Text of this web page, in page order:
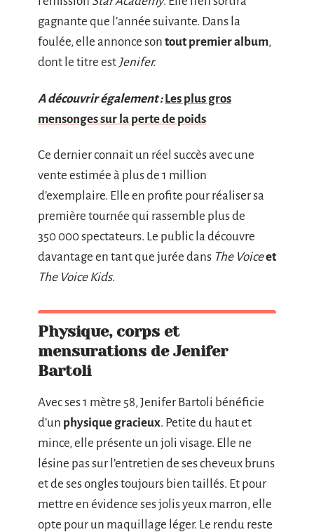
gagnante que l’année suivante. Dans la
foulée, elle annonce son tout premier album,
dont le titre est Jenifer.
A découvrir également : Les plus gros
mensonges sur la perte de poids
Ce dernier connait un réel succès avec une
vente estimée à plus de 1 million
d’exemplaire. Elle en profite pour réaliser sa
première tournée qui rassemble plus de
350 000 spectateurs. Le public la découvre
davantage en tant que jurée dans The Voiceet
The Voice Kids.
Physique, corps et
mensurations de Jenifer
Bartoli
Avec ses 1 mètre 58, Jenifer Bartoli bénéficie
d’un physique gracieux. Petite du haut et
mince, elle présente un joli visage. Elle ne
lésine pas sur l’entretien de ses cheveux bruns
et de ses ongles toujours bien taillés. Et pour
mettre en évidence ses jolis yeux marron, elle
opte pour un maquillage léger. Le rendu reste